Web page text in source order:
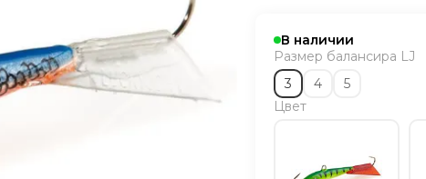
В наличии
Размер балансира LJ
3
4
5
Цвет